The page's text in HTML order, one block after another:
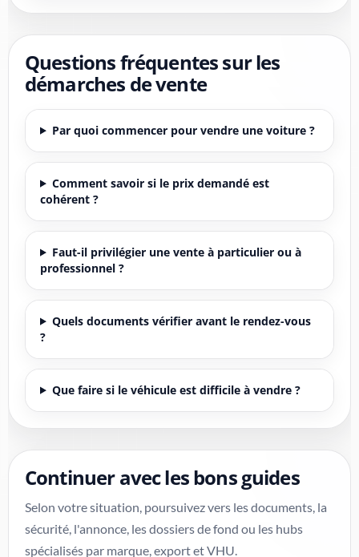
Questions fréquentes sur les
démarches de vente
Par quoi commencer pour vendre une voiture ?
Comment savoir si le prix demandé est
cohérent ?
Faut-il privilégier une vente à particulier ou à
professionnel ?
Quels documents vérifier avant le rendez-vous
?
Que faire si le véhicule est difficile à vendre ?
Continuer avec les bons guides
Selon votre situation, poursuivez vers les documents, la
sécurité, l'annonce, les dossiers de fond ou les hubs
spécialisés par marque, export et VHU.